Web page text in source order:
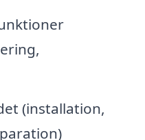
(installation,